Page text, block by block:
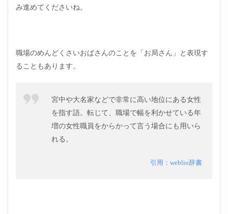
いお
ばさ
2.1
職場
くさ
いお
み進めてくださいね。
職場のめんどくさいおばさんのことを「お局さん」と表現す
ることもあります。
宮中や大名家などで非常に高い地位にある女性
を指す語。転じて、職場で幅を利かせている年
増の女性職員をからかって言う場合にも用いら
れる。
引用：weblio辞書